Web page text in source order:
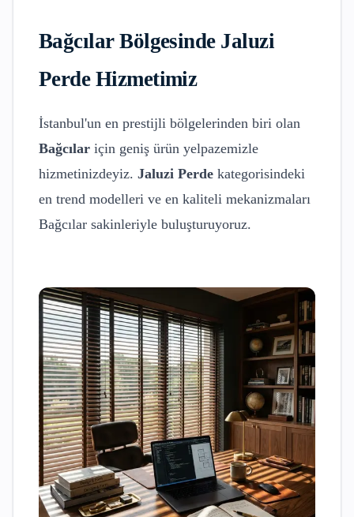
BağcılarBölgesinde Jaluzi
PerdeHizmetimiz
İstanbul'un en prestijli bölgelerinden biri olan
Bağcılar için geniş ürün yelpazemizle
hizmetinizdeyiz. Jaluzi Perde kategorisindeki
en trend modelleri ve en kaliteli mekanizmaları
Bağcılar sakinleriyle buluşturuyoruz.